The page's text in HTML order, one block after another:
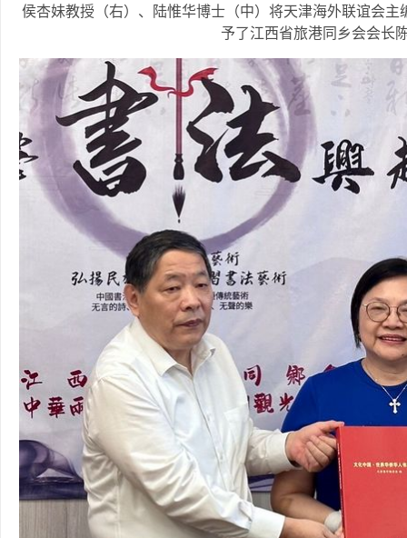
侯杏妹教授（右）、陆惟华博士（中）将天津海外联谊会
予了江西省旅港同乡会会长